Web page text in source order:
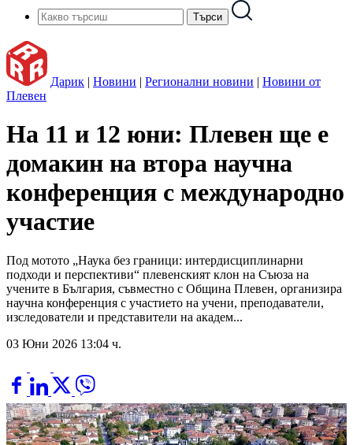
Дарик | Новини | Регионални новини | Новини от
Плевен
На 11 и 12 юни: Плевен ще е
домакин на втора научна
конференция с международно
участие
Под мотото „Наука без граници: интердисциплинарни
подходи и перспективи“ плевенският клон на Съюза на
учените в България, съвместно с Община Плевен, организира
научна конференция с участието на учени, преподаватели,
изследователи и представители на академ...
03 Юни 2026 13:04 ч.